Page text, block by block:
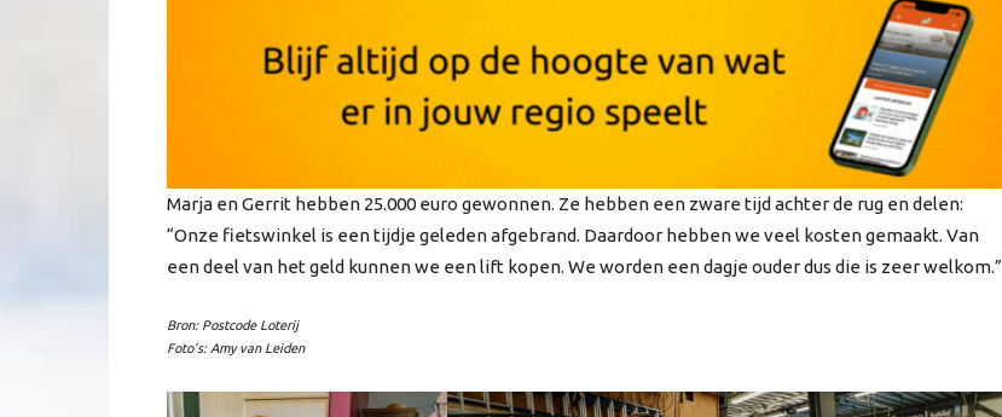
Marja en Gerrit hebben 25.000 euro gewonnen. Ze hebben een zware tijd achter de rug en delen:
“Onze fietswinkel is een tijdje geleden afgebrand. Daardoor hebben we veel kosten gemaakt. Van
een deel van het geld kunnen we een lift kopen. We worden een dagje ouder dus die is zeer welkom.”
Bron: Postcode Loterij
Foto’s: Amy van Leiden